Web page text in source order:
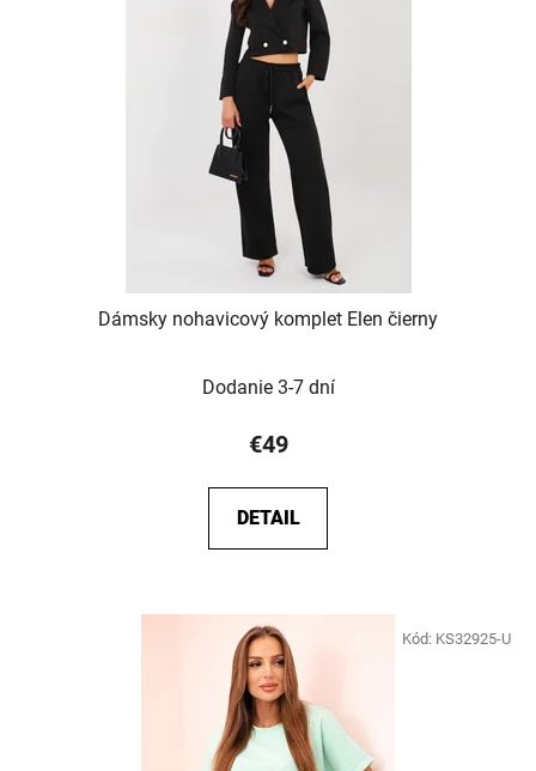
Dámsky nohavicový komplet Elen čierny
Dodanie 3-7 dní
€49
DETAIL
Kód: KS32925-U